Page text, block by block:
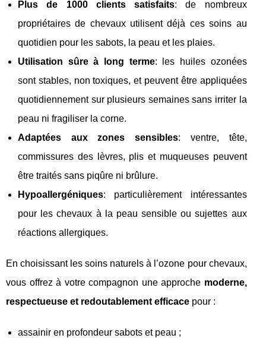
Plus de 1000 clients satisfaits: de nombreux
propriétaires de chevaux utilisent déjà ces soins au
quotidien pour les sabots, la peau et les plaies.
Utilisation sûre à long terme: les huiles ozonées
sont stables, non toxiques, et peuvent être appliquées
quotidiennement sur plusieurs semaines sans irriter la
peau ni fragiliser la corne.
Adaptées aux zones sensibles: ventre, tête,
commissures des lèvres, plis et muqueuses peuvent
être traités sans piqûre ni brûlure.
Hypoallergéniques: particulièrement intéressantes
pour les chevaux à la peau sensible ou sujettes aux
réactions allergiques.
En choisissant les soins naturels à l’ozone pour chevaux,
vous offrez à votre compagnon une approche moderne,
respectueuse et redoutablement efficace pour :
assainir en profondeur sabots et peau ;